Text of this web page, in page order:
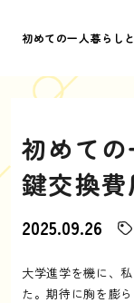
初めての一人暮らし
初めて
鍵交換費
2025.09.26
大学進学を機に、
た。期待に胸を膨